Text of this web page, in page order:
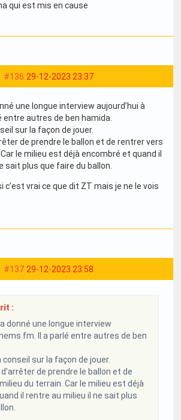
qui est mis en cause
#136 29-12-2023 23:37
une longue interview aujourd’hui à
entre autres de ben hamida.
sur la façon de jouer.
de prendre le ballon et de rentrer vers
le milieu est déjà encombré et quand il
sait plus que faire du ballon.
c’est vrai ce que dit ZT mais je ne le vois
#137 29-12-2023 23:58
:
donné une longue interview
fm. Il a parlé entre autres de ben
conseil sur la façon de jouer.
d’arrêter de prendre le ballon et de
du terrain. Car le milieu est déjà
il rentre au milieu il ne sait plus